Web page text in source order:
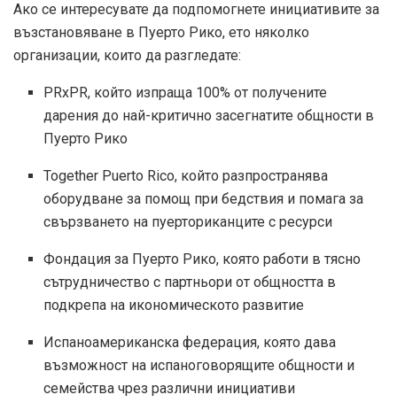
Ако се интересувате да подпомогнете инициативите за
възстановяване в Пуерто Рико, ето няколко
организации, които да разгледате:
PRxPR, който изпраща 100% от получените
дарения до най-критично засегнатите общности в
Пуерто Рико
Together Puerto Rico, който разпространява
оборудване за помощ при бедствия и помага за
свързването на пуерториканците с ресурси
Фондация за Пуерто Рико, която работи в тясно
сътрудничество с партньори от общността в
подкрепа на икономическото развитие
Испаноамериканска федерация, която дава
възможност на испаноговорящите общности и
семейства чрез различни инициативи